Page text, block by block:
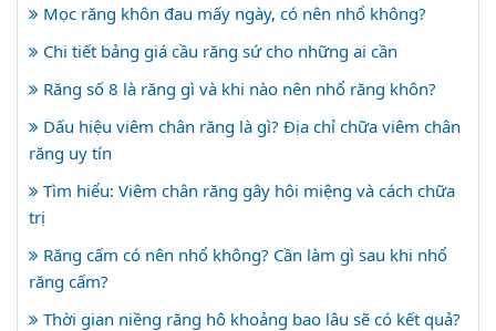
Mọc răng khôn đau mấy ngày, có nên nhổ không?
Chi tiết bảng giá cầu răng sứ cho những ai cần
Răng số 8 là răng gì và khi nào nên nhổ răng khôn?
Dấu hiệu viêm chân răng là gì? Địa chỉ chữa viêm chân
răng uy tín
Tìm hiểu: Viêm chân răng gây hôi miệng và cách chữa
trị
Răng cấm có nên nhổ không? Cần làm gì sau khi nhổ
răng cấm?
Thời gian niềng răng hô khoảng bao lâu sẽ có kết quả?